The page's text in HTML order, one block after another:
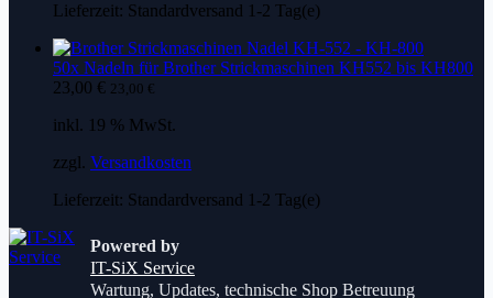
Lieferzeit: Standardversand 1-2 Tag(e)
50x Nadeln für Brother Strickmaschinen KH552 bis KH800
23,00 € 23,00 €
inkl. 19 % MwSt.
zzgl. Versandkosten
Lieferzeit: Standardversand 1-2 Tag(e)
Powered by
IT-SiX Service
Wartung, Updates, technische Shop Betreuung